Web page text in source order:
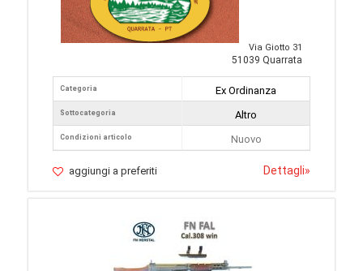
Via Giotto 31
51039 Quarrata
Categoria
Sottocategoria
Condizioni articolo
Ex Ordinanza
Altro
Nuovo
aggiungi a preferiti Dettagli»